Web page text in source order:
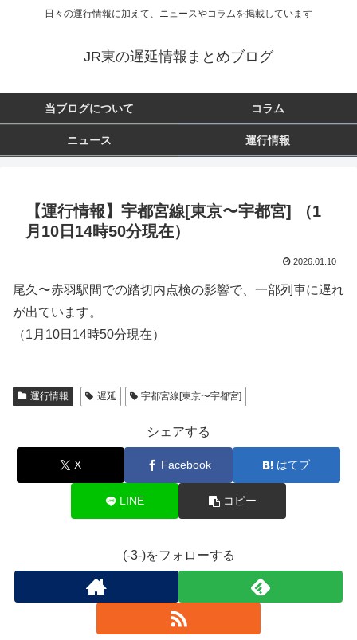
日々の運行情報に加えて、ニュースやコラムを掲載しています
JR東の遅延情報まとめブログ
当ブログについて コラム
ニュース 運行情報
【運行情報】宇都宮線[東京〜宇都宮] （1
月10日14時50分現在）
2026.01.10
尾久〜赤羽駅間での踏切内点検の影響で、一部列車に遅れ
が出ています。
（1月10日14時50分現在）
運行情報 遅延 宇都宮線[東京〜宇都宮]
シェアする
X Facebook はてブ
LINE コピー
(-3-)をフォローする